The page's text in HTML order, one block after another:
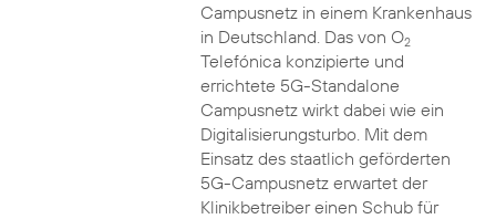
Campusnetz in einem Krankenhaus
in Deutschland. Das von O2
Telefónica konzipierte und
errichtete 5G-Standalone
Campusnetz wirkt dabei wie ein
Digitalisierungsturbo. Mit dem
Einsatz des staatlich geförderten
5G-Campusnetz erwartet der
Klinikbetreiber einen Schub für